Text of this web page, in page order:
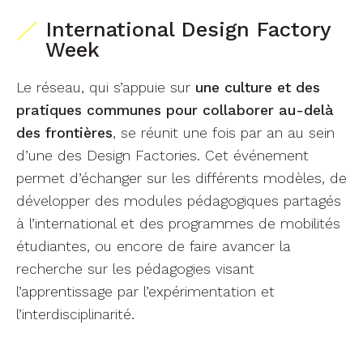
International Design Factory
Week
Le réseau, qui s’appuie sur une culture et des
pratiques communes pour collaborer au-delà
des frontières, se réunit une fois par an au sein
d’une des Design Factories. Cet événement
permet d’échanger sur les différents modèles, de
développer des modules pédagogiques partagés
à l’international et des programmes de mobilités
étudiantes, ou encore de faire avancer la
recherche sur les pédagogies visant
l’apprentissage par l’expérimentation et
l’interdisciplinarité.